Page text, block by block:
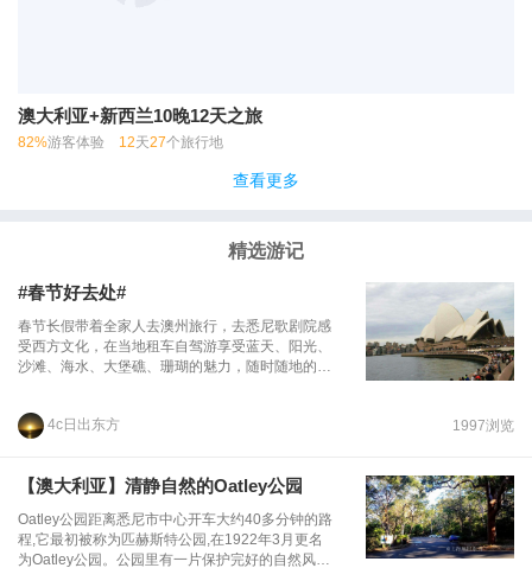
澳大利亚+新西兰10晚12天之旅
82%游客体验 12天27个旅行地
查看更多
精选游记
#春节好去处#
春节长假带着全家人去澳州旅行，去悉尼歌剧院感
受西方文化，在当地租车自驾游享受蓝天、阳光、
沙滩、海水、大堡礁、珊瑚的魅力，随时随地的拍
的选择4c日出东方 1997浏览
【澳大利亚】清静自然的Oatley公园
Oatley公园距离悉尼市中心开车大约40多分钟的路
程,它最初被称为匹赫斯特公园,在1922年3月更名
为Oatley公园。公园里有一片保护完好的自然风景